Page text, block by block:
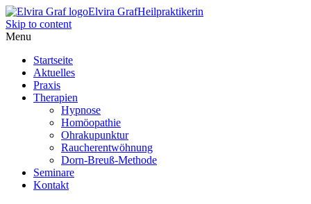
Elvira GrafHeilpraktikerin
Skip to content
Menu
Startseite
Aktuelles
Praxis
Therapien
Hypnose
Homöopathie
Ohrakupunktur
Raucherentwöhnung
Dorn-Breuß-Methode
Seminare
Kontakt